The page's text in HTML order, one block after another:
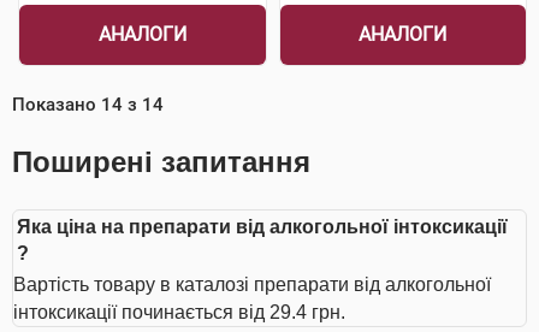
АНАЛОГИ АНАЛОГИ
Показано 14 з 14
Поширені запитання
Яка ціна на препарати від алкогольної інтоксикації
?
Вартість товару в каталозі препарати від алкогольної
інтоксикації починається від 29.4 грн.